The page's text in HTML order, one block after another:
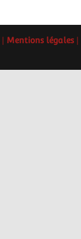
Mentions légales|